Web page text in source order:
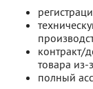
контракт/
товара
полный